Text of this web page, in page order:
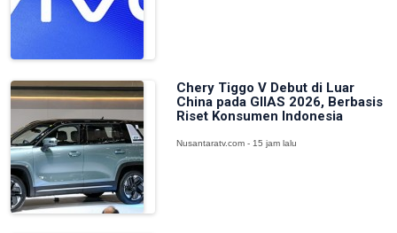
Chery Tiggo V Debut di Luar
China pada GIIAS 2026, Berbasis
Riset Konsumen Indonesia
Nusantaratv.com - 15 jam lalu